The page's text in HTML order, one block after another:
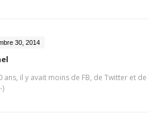
30, 2014
ans, il y avait moins de FB, de Twitter et de
)